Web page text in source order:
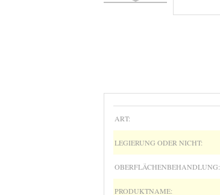
ART:
LEGIERUNG ODER NICHT:
OBERFLÄCHENBEHANDLUNG:
PRODUKTNAME: